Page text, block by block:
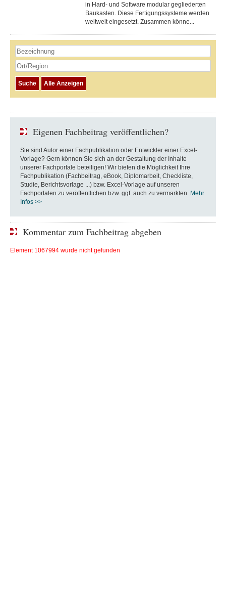
in Hard- und Software modular gegliederten
Baukasten. Diese Fertigungs­systeme werden
weltweit eingesetzt. Zusammen könne...
Eigenen Fachbeitrag veröffentlichen?
Sie sind Autor einer Fachpublikation oder Entwickler einer Excel-
Vorlage? Gern können Sie sich an der Gestaltung der Inhalte
unserer Fachportale beteiligen! Wir bieten die Möglichkeit Ihre
Fachpublikation (Fachbeitrag, eBook, Diplomarbeit, Checkliste,
Studie, Berichtsvorlage ...) bzw. Excel-Vorlage auf unseren
Fachportalen zu veröffentlichen bzw. ggf. auch zu vermarkten. Mehr
Infos >>
Kommentar zum Fachbeitrag abgeben
Element 1067994 wurde nicht gefunden